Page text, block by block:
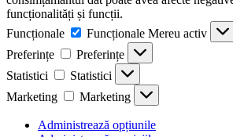
funcționalități și funcții.
Funcționale
Funcționale Mereu activ
Preferințe
Preferințe
Statistici
Statistici
Marketing
Marketing
Administrează opțiunile